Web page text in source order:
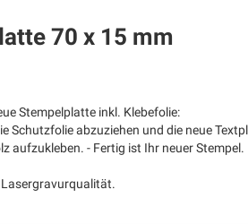
70 x 15 mm
Stempelplatte inkl. Klebefolie:
Schutzfolie abzuziehen und die neue
aufzukleben. - Fertig ist Ihr neuer Stempel.